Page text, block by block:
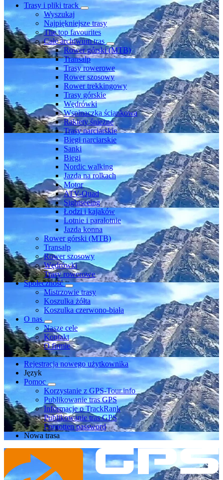
Trasy i pliki track
Wyszukaj
Najpiękniejsze trasy
The top favourites
Całe archiwum tras
Rower górski (MTB)
Transalp
Trasy rowerowe
Rower szosowy
Rower trekkingowy
Trasy górskie
Wędrówki
Wspinaczka ściankowa
Rakiety śnieżne
Trasy narciarskie
Biegi narciarskie
Sanki
Biegi
Nordic walking
Jazda na rolkach
Motor
ATV-Quad
Sightseeing
Łodzi i kajaków
Lotnie i paralotnie
Jazda konna
Rower górski (MTB)
Transalp
Rower szosowy
Wędrówki
Trasy rowerowe
Społeczność
Mistrzowie trasy
Koszulka żółta
Koszulka czerwono-biała
O nas
Nasze cele
Kontakt
O firmie
Rejestracja nowego użytkownika
Język
Pomoc
Korzystanie z GPS-Tour.info
Publikowanie tras GPS
Informacje o TrackRank
Publikowanie tras GPS
Forgotten password
Nowa trasa